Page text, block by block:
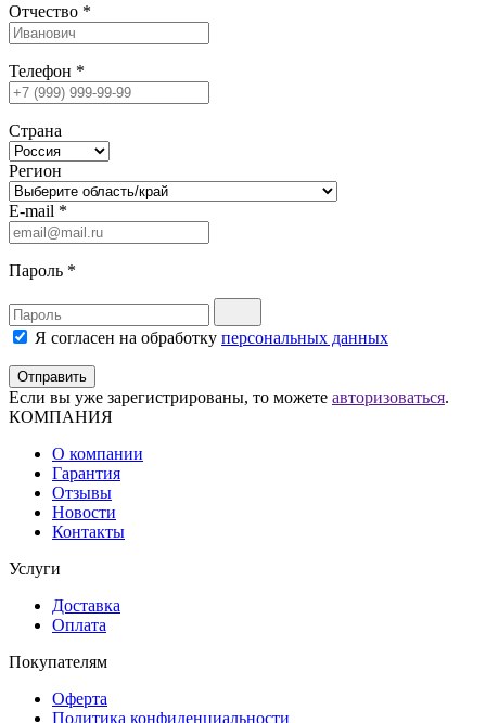
Отчество *
Телефон *
Страна
Регион
E-mail *
Пароль *
Я согласен на обработку персональных данных
Отправить
Если вы уже зарегистрированы, то можете авторизоваться.
КОМПАНИЯ
О компании
Гарантия
Отзывы
Новости
Контакты
Услуги
Доставка
Оплата
Покупателям
Оферта
Политика конфиденциальности